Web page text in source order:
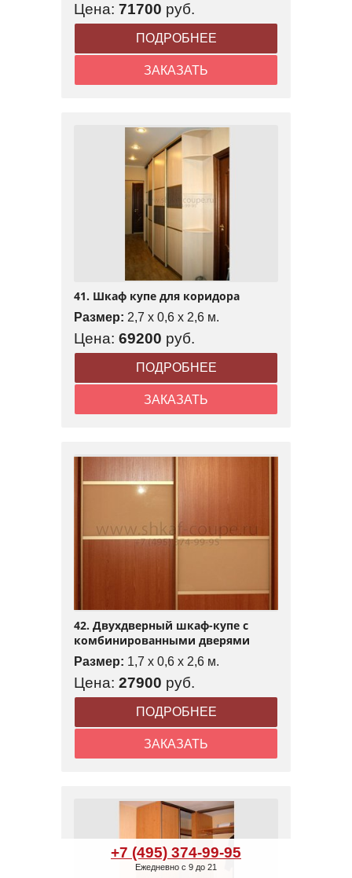
Цена: 71700 руб.
ПОДРОБНЕЕ
ЗАКАЗАТЬ
41. Шкаф купе для коридора
Размер: 2,7 x 0,6 x 2,6 м.
Цена: 69200 руб.
ПОДРОБНЕЕ
ЗАКАЗАТЬ
42. Двухдверный шкаф-купе с
комбинированными дверями
Размер: 1,7 x 0,6 x 2,6 м.
Цена: 27900 руб.
ПОДРОБНЕЕ
ЗАКАЗАТЬ
+7 (495) 374-99-95
Ежедневно с 9 до 21